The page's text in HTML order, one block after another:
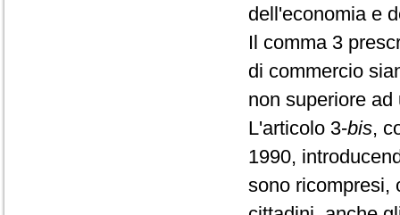
dell'economia e
Il comma 3
di commercio
non superiore
L'articolo 3-bis,
1990,
sono ricompresi,